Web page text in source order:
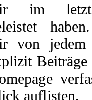
im
von jedem
Beiträge
auflisten.